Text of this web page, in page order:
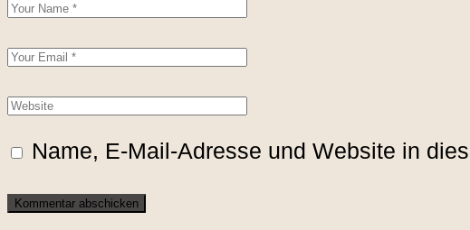
Name, E-Mail-Adresse und Website in
Kommentar abschicken